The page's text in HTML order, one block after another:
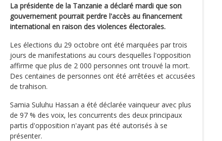
La présidente de la Tanzanie a déclaré mardi que son
gouvernement pourrait perdre l'accès au financement
international en raison des violences électorales.
Les élections du 29 octobre ont été marquées par trois
jours de manifestations au cours desquelles l'opposition
affirme que plus de 2 000 personnes ont trouvé la mort.
Des centaines de personnes ont été arrêtées et accusées
de trahison.
Samia Suluhu Hassan a été déclarée vainqueur avec plus
de 97 % des voix, les concurrents des deux principaux
partis d'opposition n'ayant pas été autorisés à se
présenter.